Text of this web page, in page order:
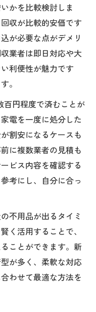
ビスの比較
選び方を解説
不用品回収業者
者選びのコツ
明細を必ず確認
ル事例と予防法
分のポイント
安くする方法
相場感と選び方
回収を比較
底検証
金明細を解説
使い分け術
ちらが安いか検証
を比較しよう
処分の選び方
かを比較検討しま
収が比較的安価です
が必要な点がデメリ
業者は即日対応や大
利便性が魅力です
。
百円程度で済むことが
電を一度に処分した
割安になるケースも
に複数業者の見積も
ビス内容を確認する
考にし、自分に合っ
不用品が出るタイミ
く活用することで、
ことができます。新
が多く、柔軟な対応
わせて最適な方法を